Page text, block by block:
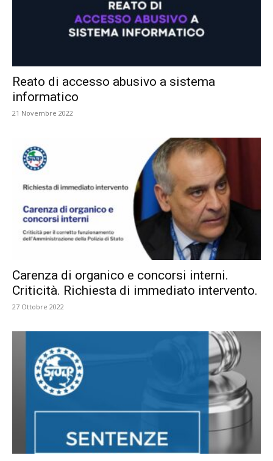
Reato di accesso abusivo a sistema
informatico
21 Novembre 2022
Carenza di organico e concorsi interni.
Criticità. Richiesta di immediato intervento.
27 Ottobre 2022